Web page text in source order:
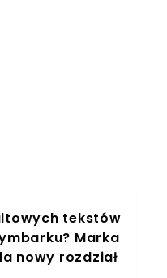
tekstów
Marka
nowy rozdział